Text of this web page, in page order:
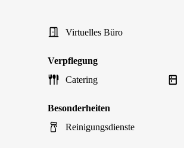
Virtuelles Büro
Verpflegung
Catering
Besonderheiten
Reinigungsdienste